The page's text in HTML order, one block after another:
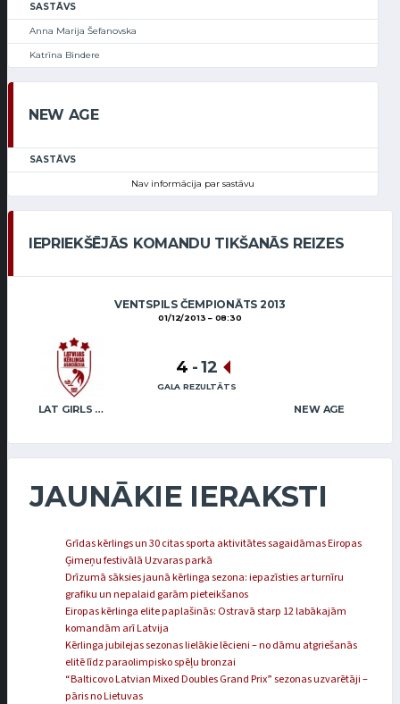
SASTĀVS
Anna Marija Šefanovska
Katrīna Bindere
NEW AGE
SASTĀVS
Nav informācija par sastāvu
IEPRIEKŠĒJĀS KOMANDU TIKŠANĀS REIZES
VENTSPILS ČEMPIONĀTS 2013
01/12/2013 08:30
LAT GIRLS VENTSPILS 2 NEW AGE
4 - 12
GALA REZULTĀTS
JAUNĀKIE IERAKSTI
Grīdas kērlings un 30 citas sporta aktivitātes sagaidāmas Eiropas
Ģimeņu festivālā Uzvaras parkā
Drīzumā sāksies jaunā kērlinga sezona: iepazīsties ar turnīru
grafiku un nepalaid garām pieteikšanos
Eiropas kērlinga elite paplašinās: Ostravā starp 12 labākajām
komandām arī Latvija
Kērlinga jubilejas sezonas lielākie lēcieni – no dāmu atgriešanās
elitē līdz paraolimpisko spēļu bronzai
“Balticovo Latvian Mixed Doubles Grand Prix” sezonas uzvarētāji –
pāris no Lietuvas